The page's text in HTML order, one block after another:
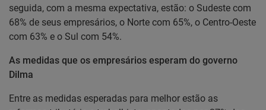
seguida, com a mesma expectativa, estão: o Sudeste com
68% de seus empresários, o Norte com 65%, o Centro-Oeste
com 63% e o Sul com 54%.
As medidas que os empresários esperam do governo
Dilma
Entre as medidas esperadas para melhor estão as